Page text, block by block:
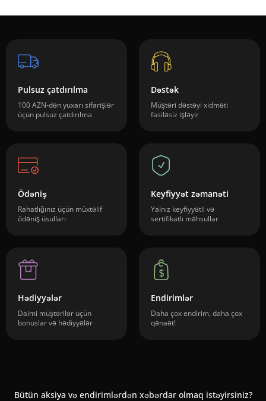
Pulsuz çatdırılma
100 AZN-dən yuxarı sifarişlər
üçün pulsuz çatdırılma
Dəstək
Müştəri dəstəyi xidməti
fasiləsiz işləyir
Ödəniş
Rahatlığınız üçün müxtəlif
ödəniş üsulları
Keyfiyyət zəmanəti
Yalnız keyfiyyətli və
sertifikatlı məhsullar
Hədiyyələr
Daimi müştərilər üçün
bonuslar və hədiyyələr
Endirimlər
Daha çox endirim, daha çox
qənaət!
Bütün aksiya və endirimlərdən xəbərdar olmaq istəyirsiniz?